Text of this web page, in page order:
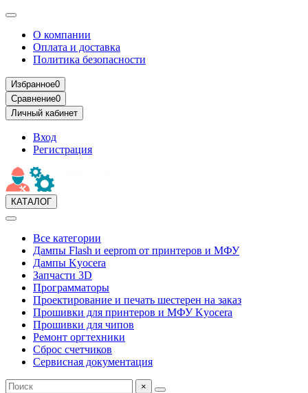
О компании
Оплата и доставка
Политика безопасности
Избранное0
Сравнение0
Личный кабинет
Вход
Регистрация
КАТАЛОГ
Все категории
Дампы Flash и eeprom от принтеров и МФУ
Дампы Kyocera
Запчасти 3D
Программаторы
Проектирование и печать шестерен на заказ
Прошивки для принтеров и МФУ Kyocera
Прошивки для чипов
Ремонт оргтехники
Сброс счетчиков
Сервисная документация
×